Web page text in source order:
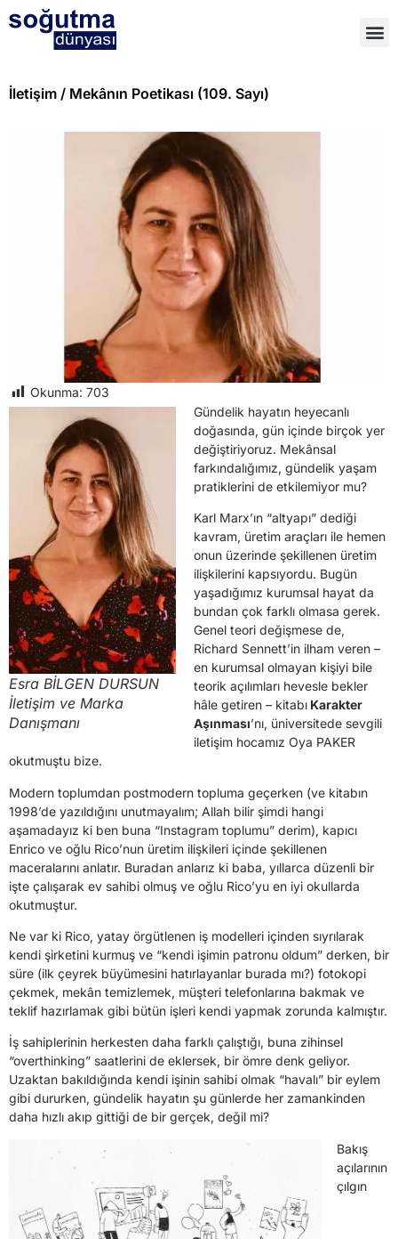
İletişim / Mekânın Poetikası (109. Sayı)
Okunma: 703
Esra BİLGEN DURSUN
İletişim ve Marka
Danışmanı
Gündelik hayatın heyecanlı
doğasında, gün içinde birçok yer
değiştiriyoruz. Mekânsal
farkındalığımız, gündelik yaşam
pratiklerini de etkilemiyor mu?
Karl Marx’ın “altyapı” dediği
kavram, üretim araçları ile hemen
onun üzerinde şekillenen üretim
ilişkilerini kapsıyordu. Bugün
yaşadığımız kurumsal hayat da
bundan çok farklı olmasa gerek.
Genel teori değişmese de,
Richard Sennett’in ilham veren –
en kurumsal olmayan kişiyi bile
teorik açılımları hevesle bekler
hâle getiren – kitabı Karakter
Aşınması’nı, üniversitede sevgili
iletişim hocamız Oya PAKER
okutmuştu bize.
Modern toplumdan postmodern topluma geçerken (ve kitabın
1998’de yazıldığını unutmayalım; Allah bilir şimdi hangi
aşamadayız ki ben buna “Instagram toplumu” derim), kapıcı
Enrico ve oğlu Rico’nun üretim ilişkileri içinde şekillenen
maceralarını anlatır. Buradan anlarız ki baba, yıllarca düzenli bir
işte çalışarak ev sahibi olmuş ve oğlu Rico’yu en iyi okullarda
okutmuştur.
Ne var ki Rico, yatay örgütlenen iş modelleri içinden sıyrılarak
kendi şirketini kurmuş ve “kendi işimin patronu oldum” derken, bir
süre (ilk çeyrek büyümesini hatırlayanlar burada mı?) fotokopi
çekmek, mekân temizlemek, müşteri telefonlarına bakmak ve
teklif hazırlamak gibi bütün işleri kendi yapmak zorunda kalmıştır.
İş sahiplerinin herkesten daha farklı çalıştığı, buna zihinsel
“overthinking” saatlerini de eklersek, bir ömre denk geliyor.
Uzaktan bakıldığında kendi işinin sahibi olmak “havalı” bir eylem
gibi dururken, gündelik hayatın şu günlerde her zamankinden
daha hızlı akıp gittiği de bir gerçek, değil mi?
Bakış
açılarının
çılgın